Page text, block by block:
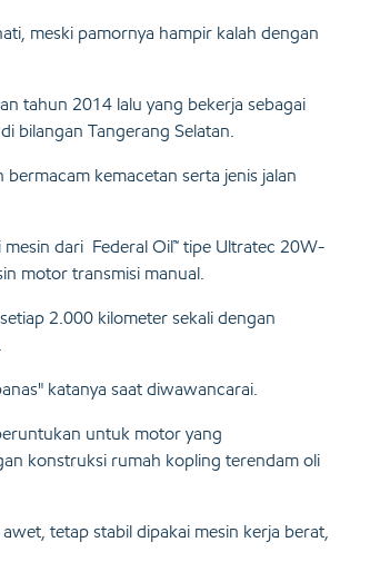
meski pamornya hampir kalah dengan
tahun 2014 lalu yang bekerja sebagai
bilangan Tangerang Selatan.
kemacetan serta jenis jalan
dari Federal Oil™ tipe Ultratec 20W-
motor transmisi manual.
2.000 kilometer sekali dengan
katanya saat diwawancarai.
untuk motor yang
konstruksi rumah kopling terendam oli
tetap stabil dipakai mesin kerja berat,